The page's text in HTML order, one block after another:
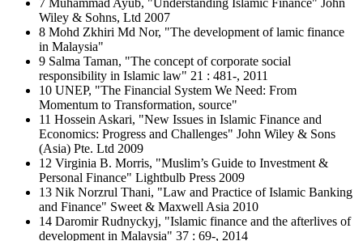
7 Muhammad Ayub, "Understanding Islamic Finance" John
Wiley & Sohns, Ltd 2007
8 Mohd Zkhiri Md Nor, "The development of lamic finance
in Malaysia"
9 Salma Taman, "The concept of corporate social
responsibility in Islamic law" 21 : 481-, 2011
10 UNEP, "The Financial System We Need: From
Momentum to Transformation, source"
11 Hossein Askari, "New Issues in Islamic Finance and
Economics: Progress and Challenges" John Wiley & Sons
(Asia) Pte. Ltd 2009
12 Virginia B. Morris, "Muslim’s Guide to Investment &
Personal Finance" Lightbulb Press 2009
13 Nik Norzrul Thani, "Law and Practice of Islamic Banking
and Finance" Sweet & Maxwell Asia 2010
14 Daromir Rudnyckyj, "Islamic finance and the afterlives of
development in Malaysia" 37 : 69-, 2014